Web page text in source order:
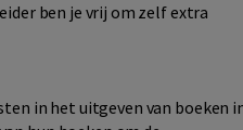
ben je vrij om zelf extra
in het uitgeven van boeken